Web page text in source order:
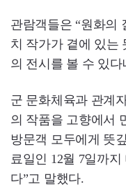
관람객들은 “원화의
치 작가가 곁에 있는
의 전시를 볼 수 있
군 문화체육과 관계
의 작품을 고향에서
방문객 모두에게 뜻
료일인 12월 7일까
다”고 말했다.